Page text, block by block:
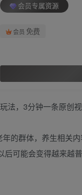
会员专属资源
会员 免费
的群体，养生相关
可能会变得越来越